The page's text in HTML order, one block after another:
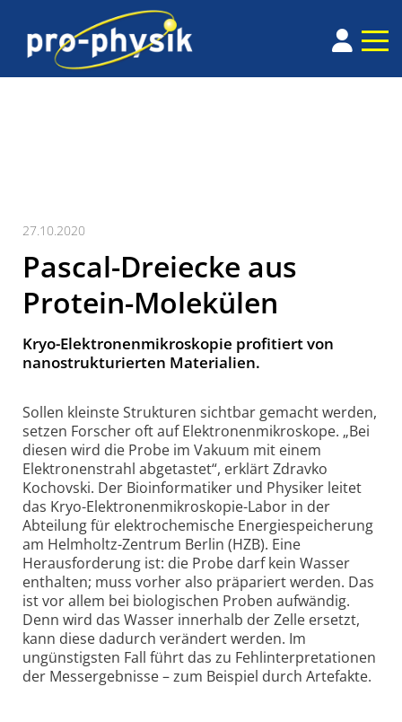
27.10.2020
Pascal-Dreiecke aus
Protein-Molekülen
Kryo-Elektronenmikroskopie profitiert von
nanostrukturierten Materialien.
Sollen kleinste Strukturen sichtbar gemacht werden,
setzen Forscher oft auf Elektronen­mikroskope. „Bei
diesen wird die Probe im Vakuum mit einem
Elektronen­strahl abgetastet“, erklärt Zdravko
Kochovski. Der Bio­informatiker und Physiker leitet
das Kryo-Elektronen­mikroskopie-Labor in der
Abteilung für elektrochemische Energie­speicherung
am Helmholtz-Zentrum Berlin (HZB). Eine
Herausforderung ist: die Probe darf kein Wasser
enthalten; muss vorher also präpariert werden. Das
ist vor allem bei biologischen Proben aufwändig.
Denn wird das Wasser innerhalb der Zelle ersetzt,
kann diese dadurch verändert werden. Im
ungünstigsten Fall führt das zu Fehl­interpretationen
der Mess­ergebnisse – zum Beispiel durch Artefakte.